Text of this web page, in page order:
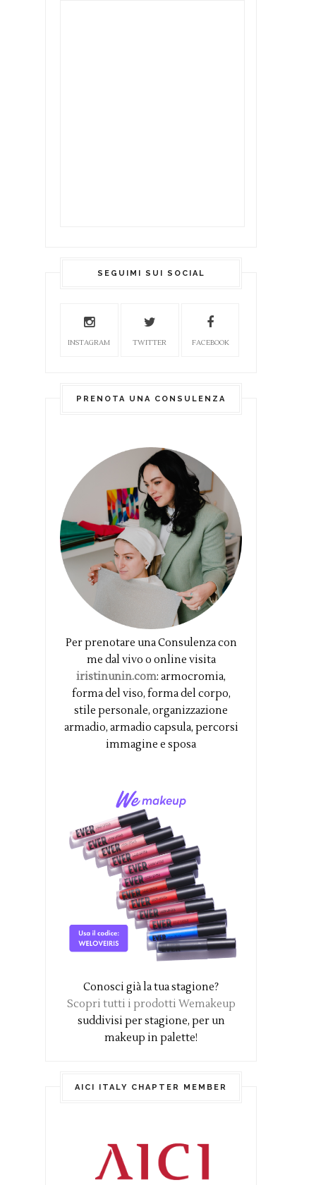
SEGUIMI SUI SOCIAL
INSTAGRAM TWITTER FACEBOOK
PRENOTA UNA CONSULENZA
Per prenotare una Consulenza con
me dal vivo o online visita
iristinunin.com: armocromia,
forma del viso, forma del corpo,
stile personale, organizzazione
armadio, armadio capsula, percorsi
immagine e sposa
Conosci già la tua stagione?
Scopri tutti i prodotti Wemakeup
suddivisi per stagione, per un
makeup in palette!
AICI ITALY CHAPTER MEMBER